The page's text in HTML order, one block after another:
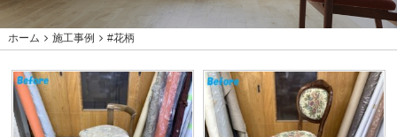
ホーム 施工事例 #花柄